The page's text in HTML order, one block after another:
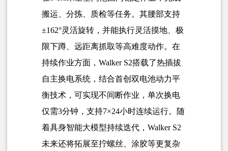
搬运、分拣、质检等任务。其腰部支持
±162°灵活旋转，并能执行灵活摸地、极
限下蹲、远距离抓取等高难度动作。在
持续作业方面，Walker S2搭载了热插拔
自主换电系统，结合首创双电池动力平
衡技术，可实现不间断作业，单次换电
仅需3分钟，支持7×24小时连续运行。随
着具身智能大模型持续迭代，Walker S2
未来还将拓展至拧螺丝、涂胶等更复杂